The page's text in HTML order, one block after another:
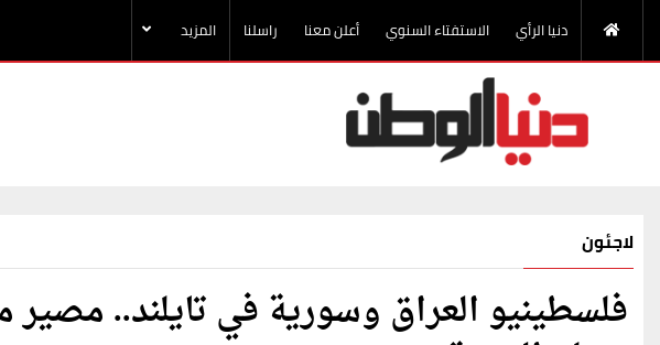
دنيا الرأي الاستفتاء السنوي أعلن معنا راسلنا المزيد
لاجئون
فلسطينيو العراق وسورية في تايلند.. مصير